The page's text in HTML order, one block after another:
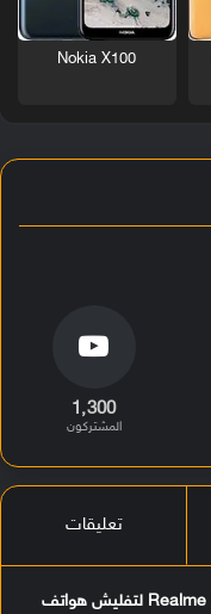
Nokia X100
1٬300
المشتركون
تعليقات
تحميل أداة Realme Flash Tool لتفليش هواتف